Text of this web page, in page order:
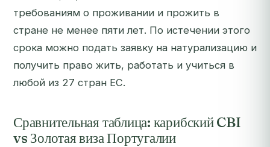
требованиям о проживании и прожить в
стране не менее пяти лет. По истечении этого
срока можно подать заявку на натурализацию и
получить право жить, работать и учиться в
любой из 27 стран ЕС.
Сравнительная таблица: карибский CBI
vs Золотая виза Португалии